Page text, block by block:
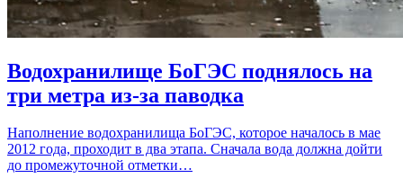
Водохранилище БоГЭС поднялось на
три метра из-за паводка
Наполнение водохранилища БоГЭС, которое началось в мае
2012 года, проходит в два этапа. Сначала вода должна дойти
до промежуточной отметки…